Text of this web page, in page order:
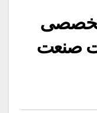
تخصصی
صنعت